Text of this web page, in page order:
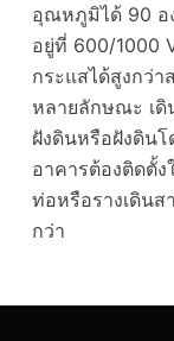
อุณหภูมิได้ 90 อ
อยู่ที่ 600/1000
กระแสได้สูงกว่า
หลายลักษณะ เดิ
ฝังดินหรือฝังดิน
อาคารต้องติดตั้
ท่อหรือรางเดิน
กว่า